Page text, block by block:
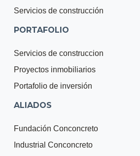
Servicios de construcción
PORTAFOLIO
Servicios de construccion
Proyectos inmobiliarios
Portafolio de inversión
ALIADOS
Fundación Conconcreto
Industrial Conconcreto